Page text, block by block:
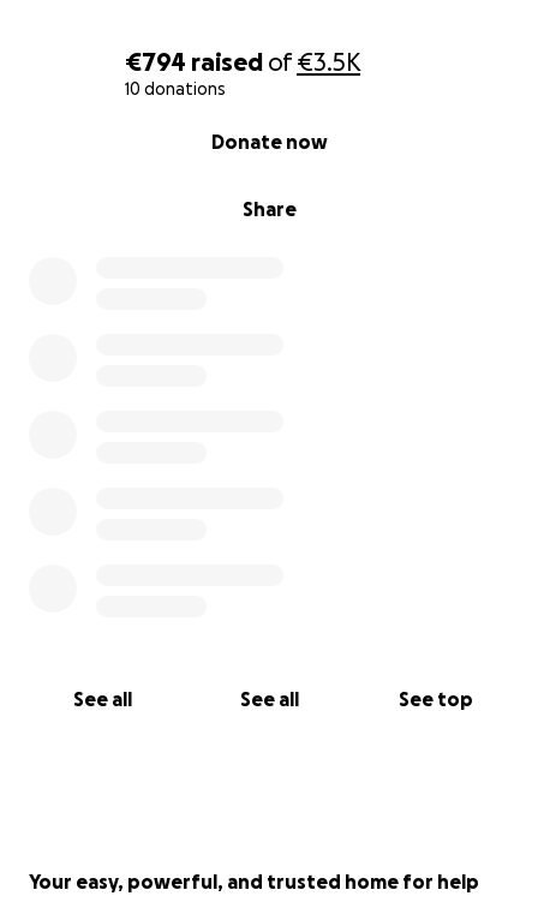
€794 raised of€3.5K
10 donations
Share
Donate now
See all See all See top
Your easy, powerful, and trusted home for help